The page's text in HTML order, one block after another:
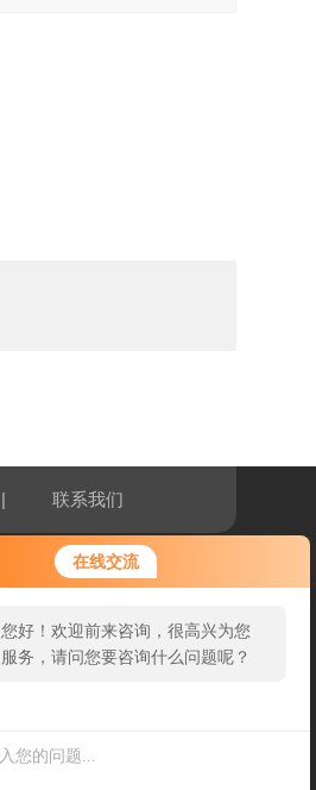
在线交流
您好！欢迎前来咨询，很高兴为您
服务，请问您要咨询什么问题呢？
| 联系我们